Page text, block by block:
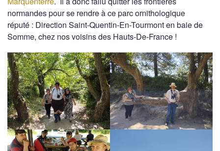
normandes pour se rendre à ce parc ornithologique
réputé : Direction Saint-Quentin-En-Tourmont en baie de
Somme, chez nos voisins des Hauts-De-France !